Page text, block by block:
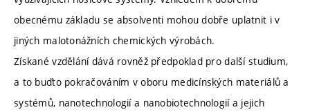
obecnému základu se absolventi mohou dobře uplatnit i v
jiných malotonážních chemických výrobách.
Získané vzdělání dává rovněž předpoklad pro další studium,
a to buďto pokračováním v oboru medicínských materiálů a
systémů, nanotechnologií a nanobiotechnologií a jejich